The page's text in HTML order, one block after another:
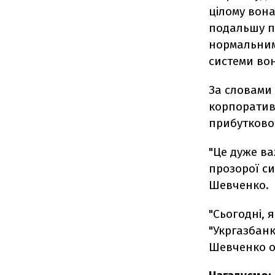
цілому
подальшу
системи
За
"Це дуже
прозорої
Шевченко.
"Сьогодні,
Шевченко